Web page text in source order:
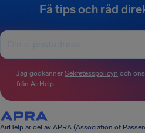
Få tips och råd
Jag godkänner Sekretesspolicyn och
från AirHelp.
AirHelp är del av APRA (Association of